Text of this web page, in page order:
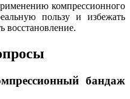
компрессионного
пользу и избежать
восстановление.
бандаж